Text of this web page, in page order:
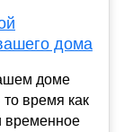
дома
доме
время как
временное